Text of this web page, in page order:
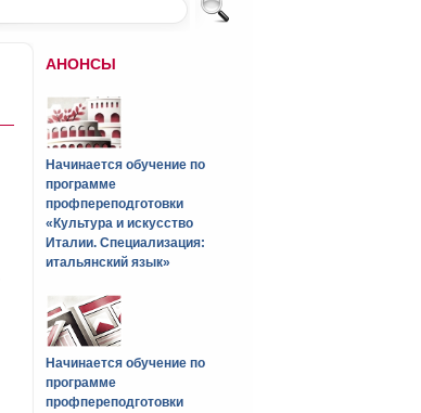
АНОНСЫ
Начинается обучение по
программе
профпереподготовки
«Культура и искусство
Италии. Специализация:
итальянский язык»
Начинается обучение по
программе
профпереподготовки